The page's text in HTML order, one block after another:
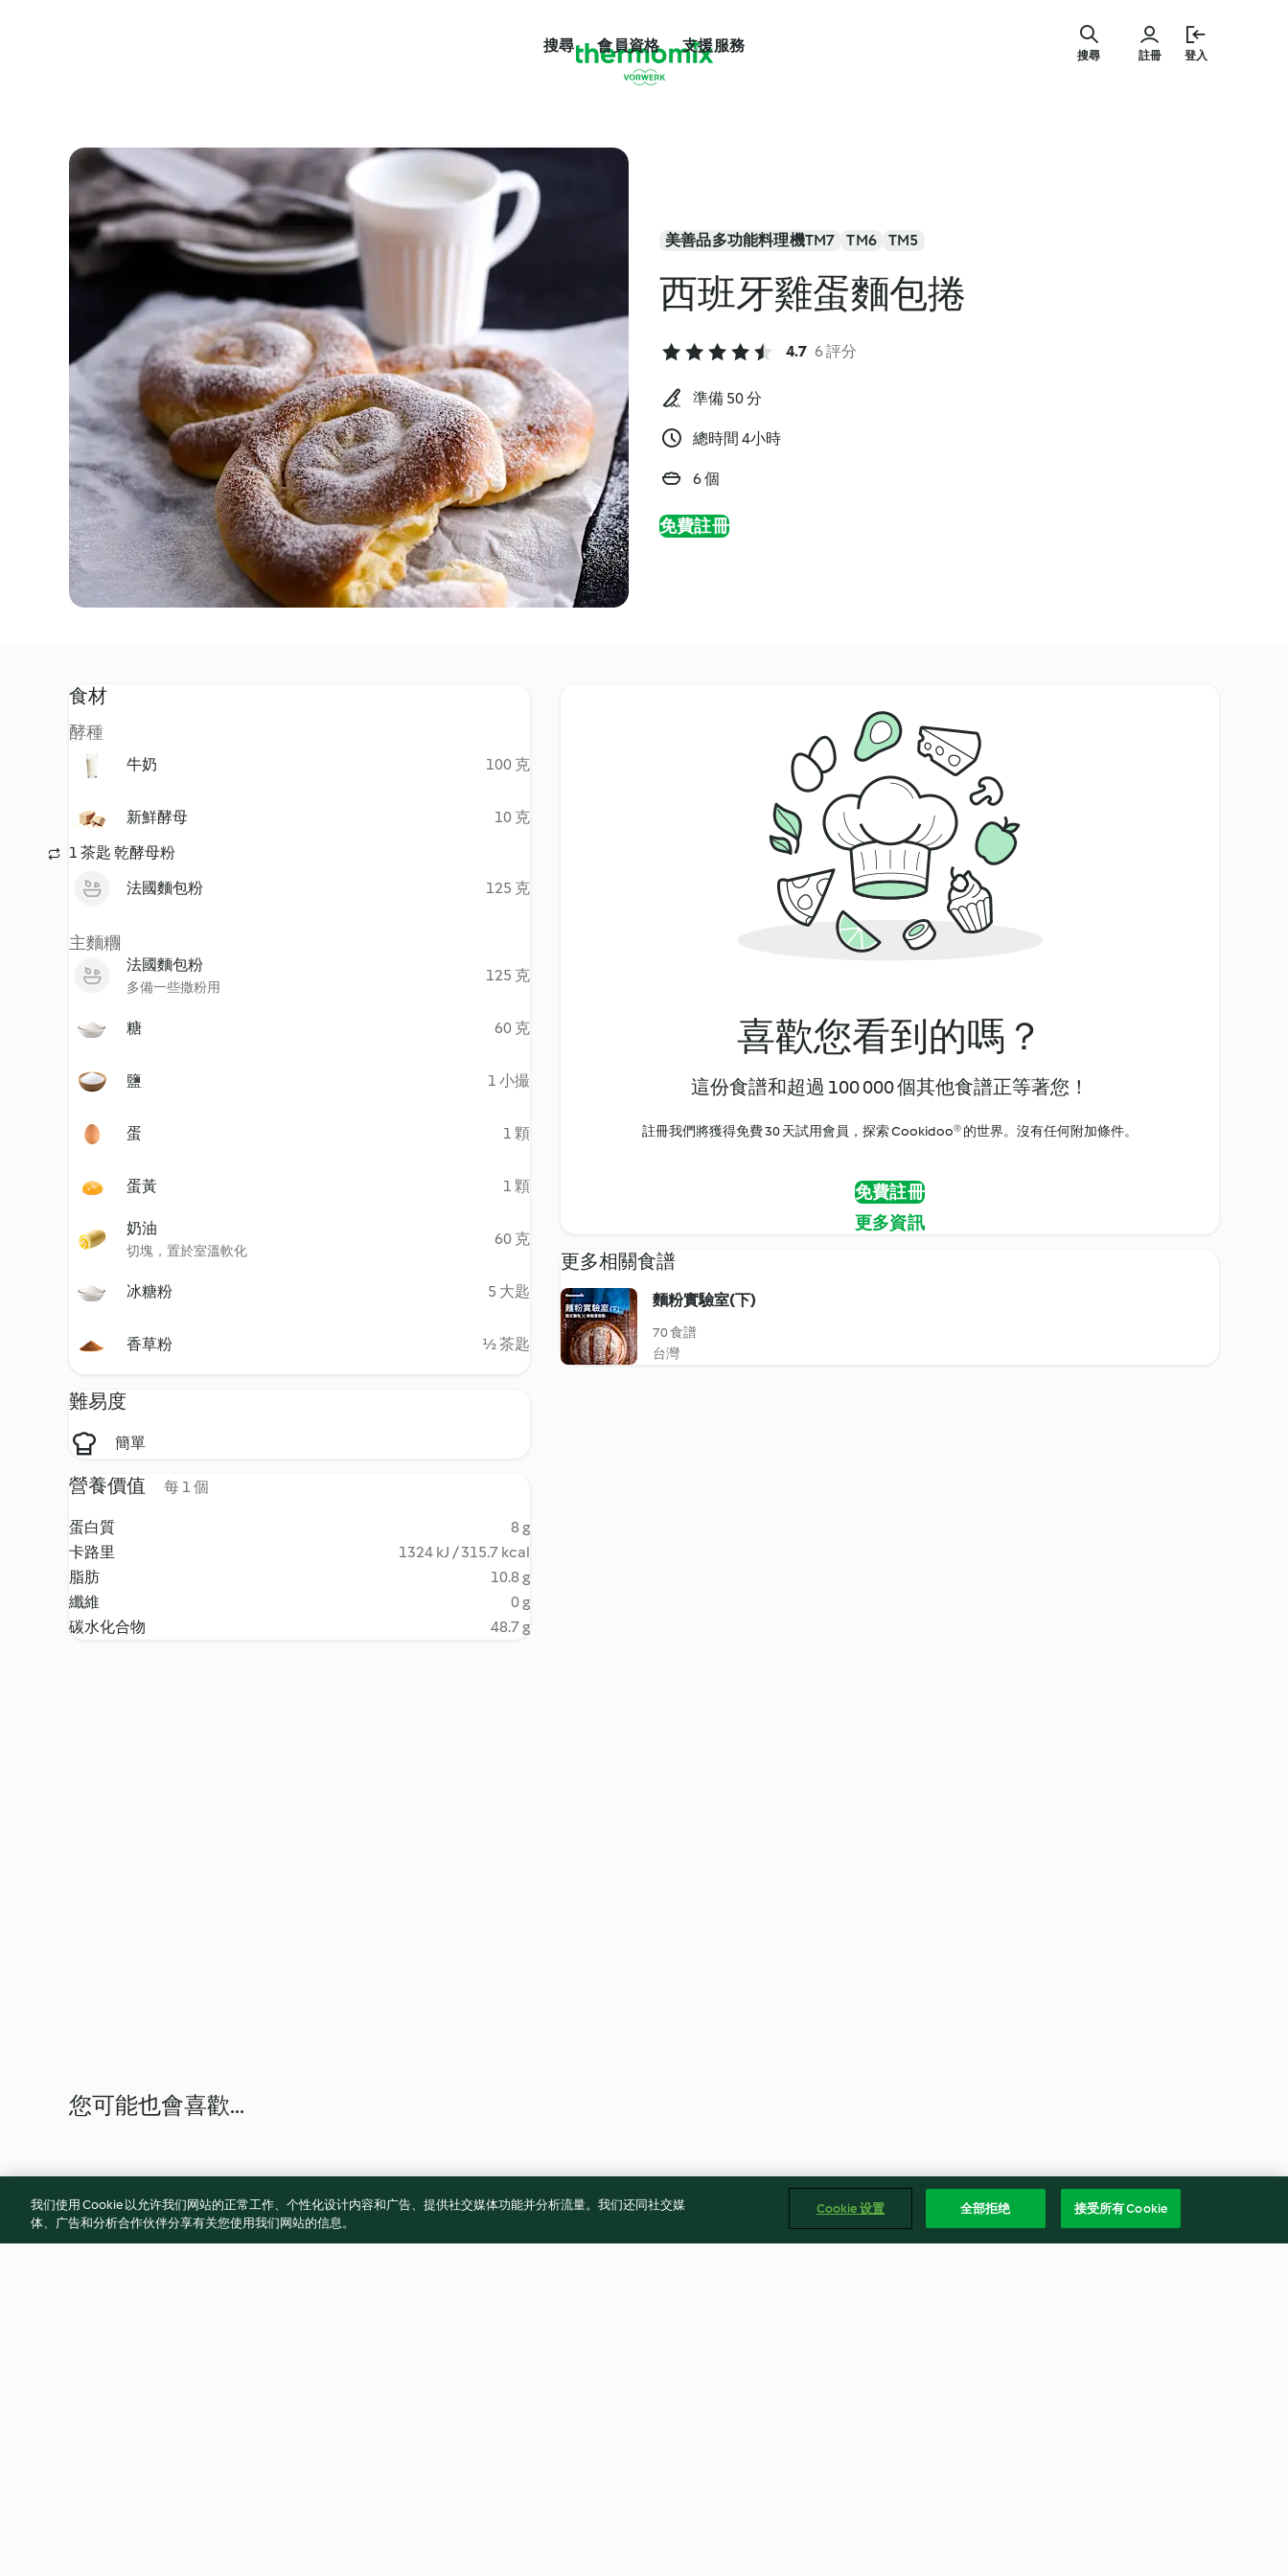
搜尋 會員資格 支援服務
註冊 登入
搜尋
美善品多功能料理機TM7 TM6 TM5
西班牙雞蛋麵包捲
4.7 6 評分
準備 50 分
總時間 4小時
6 個
免費註冊
食材
酵種
牛奶 100 克
新鮮酵母
10 克
1 茶匙 乾酵母粉
法國麵包粉
125 克
主麵糰
法國麵包粉
多備一些撒粉用
125 克
糖 60 克
鹽 1 小撮
蛋 1 顆
蛋黃 1 顆
奶油
切塊，置於室溫軟化
60 克
冰糖粉 5 大匙
香草粉 ½ 茶匙
難易度
簡單
營養價值 每 1 個
蛋白質
8 g
卡路里
1324 kJ / 315.7 kcal
脂肪
10.8 g
纖維
0 g
碳水化合物
48.7 g
喜歡您看到的嗎？
這份食譜和超過 100 000 個其他食譜正等著您！
註冊我們將獲得免費 30 天試用會員，探索 Cookidoo® 的世界。沒有任何附加條件。
免費註冊
更多資訊
更多相關食譜
麵粉實驗室(下)
70 食譜
台灣
您可能也會喜歡...
我们使用 Cookie 以允许我们网站的正常工作、个性化设计内容和广告、提供社交媒体功能并分析流量。我们还同社交媒
体、广告和分析合作伙伴分享有关您使用我们网站的信息。
Cookie 设置 全部拒绝 接受所有 Cookie